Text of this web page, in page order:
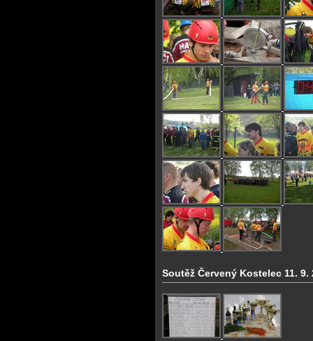
Soutěž Červený Kostelec 11. 9.